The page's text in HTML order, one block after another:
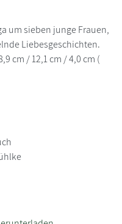
um sieben junge Frauen,
Liebesgeschichten.
cm / 12,1 cm / 4,0 cm (